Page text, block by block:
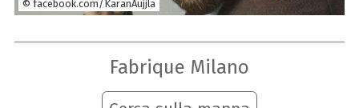
© facebook.com/KaranAujjla
Fabrique Milano